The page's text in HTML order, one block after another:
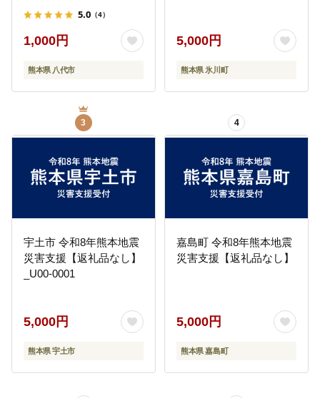
5.0 （4）
1,000円
熊本県 八代市
5,000円
熊本県 氷川町
3
宇土市 令和8年熊本地震
災害支援【返礼品なし】
_U00-0001
5,000円
熊本県 宇土市
4
嘉島町 令和8年熊本地震
災害支援【返礼品なし】
5,000円
熊本県 嘉島町